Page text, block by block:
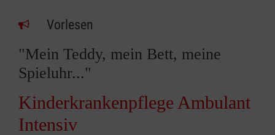
Vorlesen
"Mein Teddy, mein Bett, meine
Spieluhr..."
Kinderkrankenpflege Ambulant
Intensiv